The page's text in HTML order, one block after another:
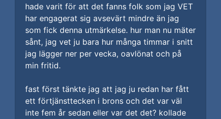
hade varit för att det fanns folk som jag VET
har engagerat sig avsevärt mindre än jag
som fick denna utmärkelse. hur man nu mäter
sånt, jag vet ju bara hur många timmar i snitt
jag lägger ner per vecka, oavlönat och på
min fritid.
fast först tänkte jag att jag ju redan har fått
ett förtjänsttecken i brons och det var väl
inte fem år sedan eller var det det? kollade